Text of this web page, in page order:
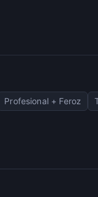
Profesional + Feroz